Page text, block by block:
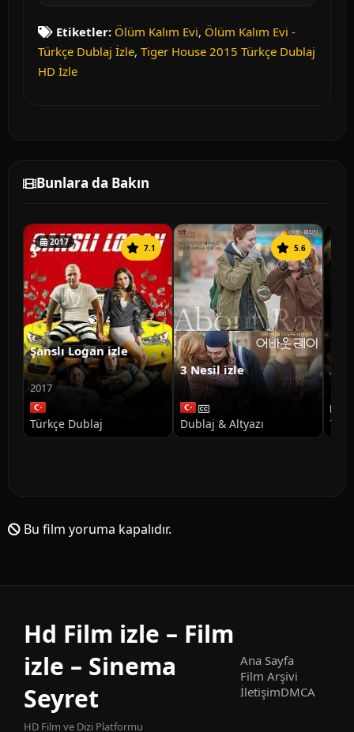
Etiketler: Ölüm Kalım Evi, Ölüm Kalım Evi -
Türkçe Dublaj İzle, Tiger House 2015 Türkçe Dublaj
HD İzle
Bunlara da Bakın
2017
7.1
Şanslı Logan izle
2017
Türkçe Dublaj
5.6
3 Nesil izle
Dublaj & Altyazı
Bu film yoruma kapalıdır.
Hd Film izle – Film
izle – Sinema
Seyret
HD Film ve Dizi Platformu
Ana Sayfa
Film Arşivi
İletişimDMCA